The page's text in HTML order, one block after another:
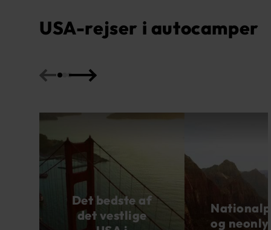
USA-rejser i autocamper
Det bedste af
det vestlige
og